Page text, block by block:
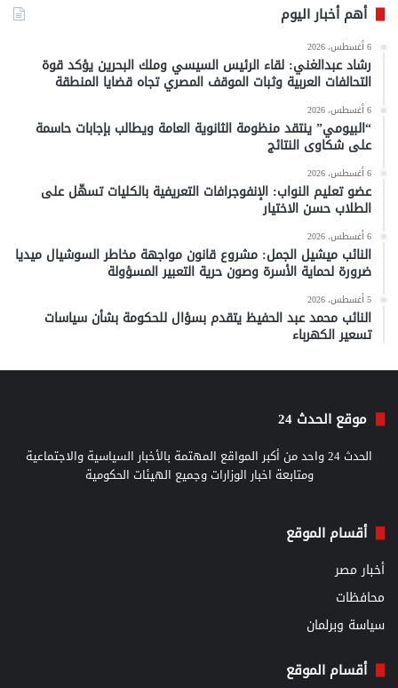
أهم أخبار اليوم
6 أغسطس، 2026
رشاد عبدالغني: لقاء الرئيس السيسي وملك البحرين يؤكد قوة
التحالفات العربية وثبات الموقف المصري تجاه قضايا المنطقة
6 أغسطس، 2026
“البيومي” ينتقد منظومة الثانوية العامة ويطالب بإجابات حاسمة
على شكاوى النتائج
6 أغسطس، 2026
عضو تعليم النواب: الإنفوجرافات التعريفية بالكليات تسهّل على
الطلاب حسن الاختيار
6 أغسطس، 2026
النائب ميشيل الجمل: مشروع قانون مواجهة مخاطر السوشيال ميديا
ضرورة لحماية الأسرة وصون حرية التعبير المسؤولة
5 أغسطس، 2026
النائب محمد عبد الحفيظ يتقدم بسؤال للحكومة بشأن سياسات
تسعير الكهرباء
موقع الحدث 24
الحدث 24 واحد من أكبر المواقع المهتمة بالأخبار السياسية والاجتماعية
ومتابعة اخبار الوزارات وجميع الهيئات الحكومية
أقسام الموقع
أخبار مصر
محافظات
سياسة وبرلمان
أقسام الموقع